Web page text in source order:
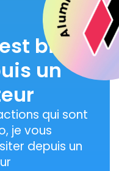
bien
un
qui sont
je vous
depuis un